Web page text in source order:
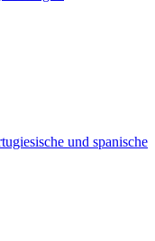
und spanische